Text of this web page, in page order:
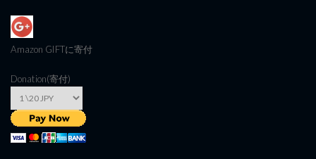
Amazon GIFTに寄付
Donation(寄付)